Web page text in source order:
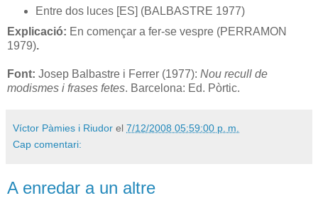
Entre dos luces [ES] (BALBASTRE 1977)
Explicació: En començar a fer-se vespre (PERRAMON
1979).
Font: Josep Balbastre i Ferrer (1977): Nou recull de
modismes i frases fetes. Barcelona: Ed. Pòrtic.
Víctor Pàmies i Riudor el 7/12/2008 05:59:00 p. m.
Cap comentari:
A enredar a un altre